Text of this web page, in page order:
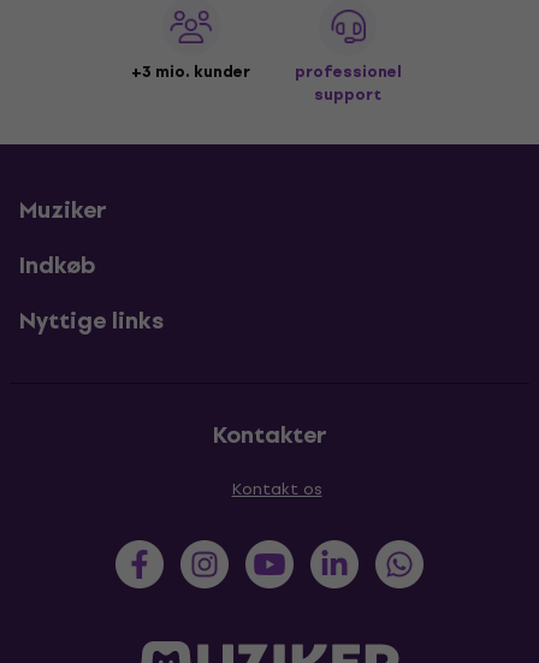
+3 mio. kunder
professionel
support
Muziker
Indkøb
Nyttige links
Kontakter
Kontakt os